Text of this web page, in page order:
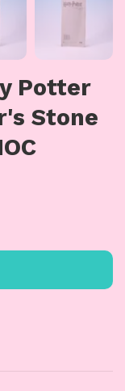
Potter
Stone